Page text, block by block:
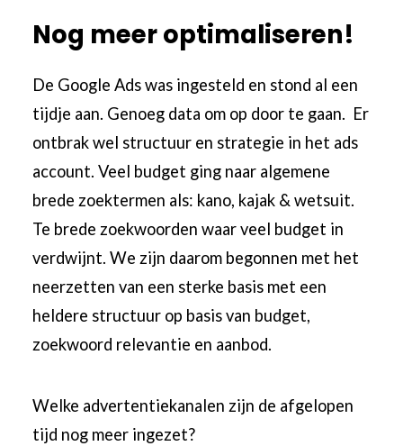
Nog meer optimaliseren!
De Google Ads was ingesteld en stond al een
tijdje aan. Genoeg data om op door te gaan. Er
ontbrak wel structuur en strategie in het ads
account. Veel budget ging naar algemene
brede zoektermen als: kano, kajak & wetsuit.
Te brede zoekwoorden waar veel budget in
verdwijnt. We zijn daarom begonnen met het
neerzetten van een sterke basis met een
heldere structuur op basis van budget,
zoekwoord relevantie en aanbod.
Welke advertentiekanalen zijn de afgelopen
tijd nog meer ingezet?